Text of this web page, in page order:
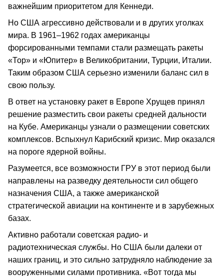
важнейшим приоритетом для Кеннеди.
Но США агрессивно действовали и в других уголках
мира. В 1961–1962 годах американцы
форсированными темпами стали размещать ракеты
«Тор» и «Юпитер» в Великобритании, Турции, Италии.
Таким образом США серьезно изменили баланс сил в
свою пользу.
В ответ на установку ракет в Европе Хрущев принял
решение разместить свои ракеты средней дальности
на Кубе. Американцы узнали о размещении советских
комплексов. Вспыхнул Карибский кризис. Мир оказался
на пороге ядерной войны.
Разумеется, все возможности ГРУ в этот период были
направлены на разведку деятельности сил общего
назначения США, а также американской
стратегической авиации на континенте и в зарубежных
базах.
Активно работали советская радио- и
радиотехническая службы. Но США были далеки от
наших границ, и это сильно затрудняло наблюдение за
вооруженными силами противника. «Вот тогда мы